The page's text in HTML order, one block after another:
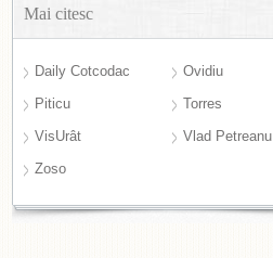
Mai citesc
Daily Cotcodac
Ovidiu
Piticu
Torres
VisUrât
Vlad Petreanu
Zoso